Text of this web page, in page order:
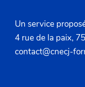
Un service
4 rue de la paix,
contact@cnecj-